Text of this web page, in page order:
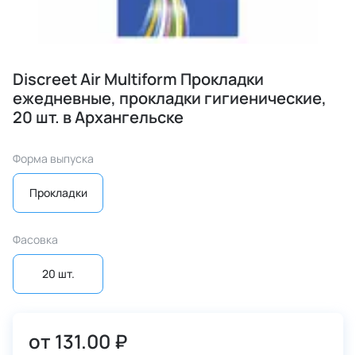
Discreet Air Multiform Прокладки
ежедневные, прокладки гигиенические,
20 шт. в Архангельске
Форма выпуска
Прокладки
Фасовка
20 шт.
от 131.00 ₽